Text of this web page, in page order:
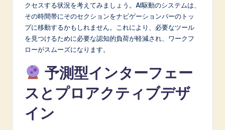
クセスする状況を考えてみましょう。AI駆動のシステムは、
その時間帯にそのセクションをナビゲーションバーのトッ
プに移動するかもしれません。これにより、必要なツール
を見つけるために必要な認知的負荷が軽減され、ワークフ
ローがスムーズになります。
予測型インターフェー
スとプロアクティブデザ
イン